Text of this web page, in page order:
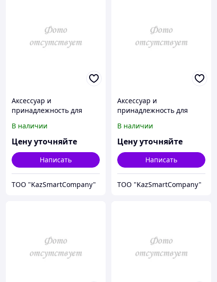
Аксессуар и
принадлежность для
калибровки Fluke
Calibration 3107-2375
В наличии
Цену уточняйте
Написать
ТОО "KazSmartCompany"
Аксессуар и
принадлежность для
калибровки Fluke
Calibration 3107-2313
В наличии
Цену уточняйте
Написать
ТОО "KazSmartCompany"